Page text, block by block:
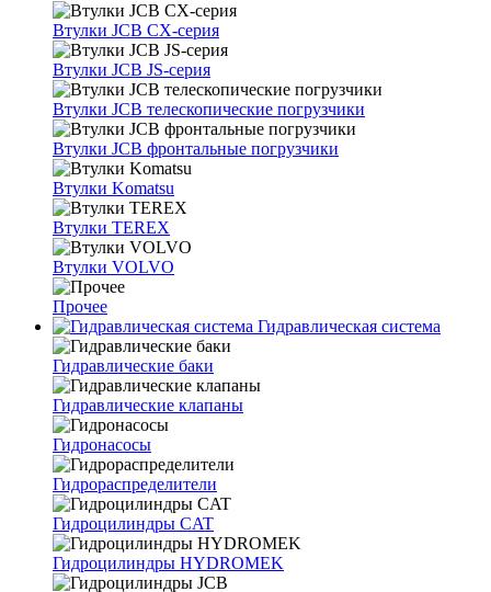
Втулки JCB CX-серия
Втулки JCB JS-серия
Втулки JCB телескопические погрузчики
Втулки JCB фронтальные погрузчики
Втулки Komatsu
Втулки TEREX
Втулки VOLVO
Прочее
Гидравлическая система
Гидравлические баки
Гидравлические клапаны
Гидронасосы
Гидрораспределители
Гидроцилиндры CAT
Гидроцилиндры HYDROMEK